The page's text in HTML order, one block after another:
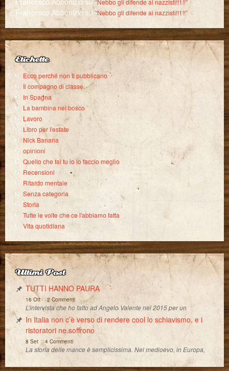
Francesco Abbonizio su“Nebbo gli difende ai nazzisti!!1!!”
Etichette
Ecco perché non ti pubblicano
Il compagno di classe
In Spagna
La bambina nel bosco
Lavoro
Libro per l'estate
Nick Banana
opinioni
Quello che fai tu io lo faccio meglio
Recensioni
Ritardo mentale
Senza categoria
Storia
Tutte le volte che ce l'abbiamo fatta
Vita quotidiana
Ultimi Post
TUTTI HANNO PAURA
16 Ott-2 Commenti
L’intervista che ho fatto ad Angelo Valente nel 2015 per un
In Italia non c’è verso di rendere cool lo schiavismo, e i
ristoratori ne soffrono
8 Set-4 Commenti
La storia delle mance è semplicissima. Nel medioevo, in Europa,